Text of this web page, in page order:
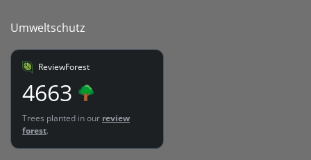
Umweltschutz
ReviewForest
4663
Trees planted in our review
forest.